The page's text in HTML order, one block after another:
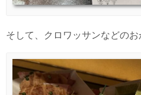
そして、クロワッサンなどのお